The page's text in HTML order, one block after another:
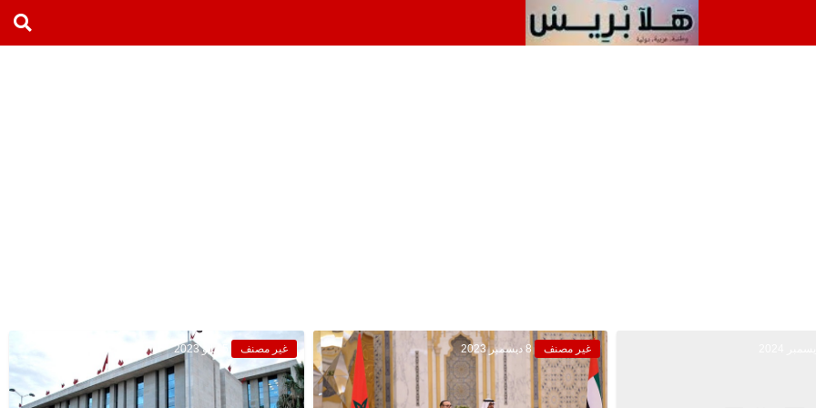
غير مصنف 8 ديسمبر 2023 غير مصنف